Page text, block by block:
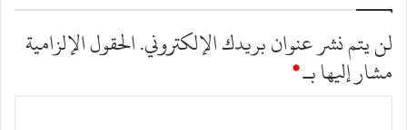
لن يتم نشر عنوان بريدك الإلكتروني.الحقول الإلزامية
مشار إليها بـ*
ا